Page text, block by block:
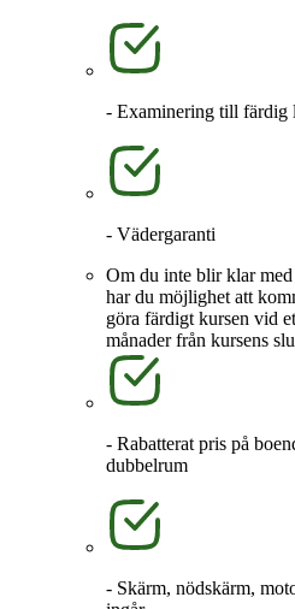
- Examinering till färdig
- Vädergaranti
Om du inte blir klar
har du möjlighet att
göra färdigt kursen vid
månader från kursens
- Rabatterat pris på
dubbelrum
- Skärm, nödskärm,